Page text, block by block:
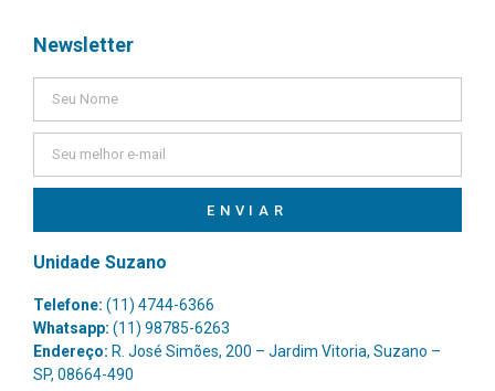
Newsletter
ENVIAR
Unidade Suzano
Telefone: (11) 4744-6366
Whatsapp: (11) 98785-6263
Endereço: R. José Simões, 200 – Jardim Vitoria, Suzano –
SP, 08664-490